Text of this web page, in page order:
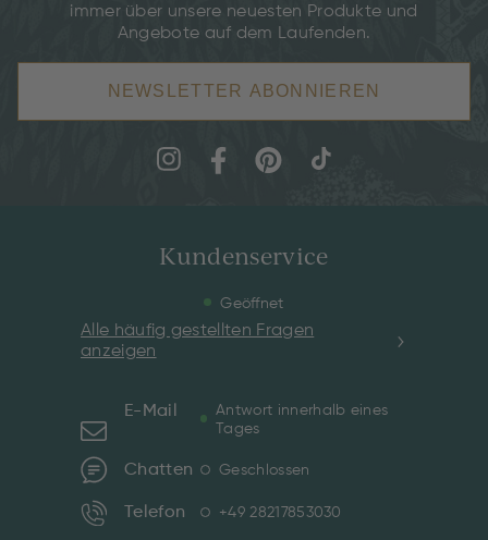
immer über unsere neuesten Produkte und
Angebote auf dem Laufenden.
NEWSLETTER ABONNIEREN
Kundenservice
Geöffnet
Alle häufig gestellten Fragen
anzeigen
E-Mail
Antwort innerhalb eines
Tages
Chatten Geschlossen
Telefon +49 28217853030